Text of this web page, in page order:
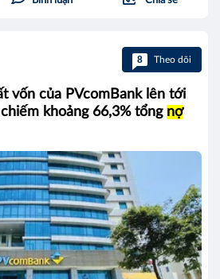
8 Theo dõi
vốn của PVcomBank lên tới
khoảng 66,3% tổng nợ